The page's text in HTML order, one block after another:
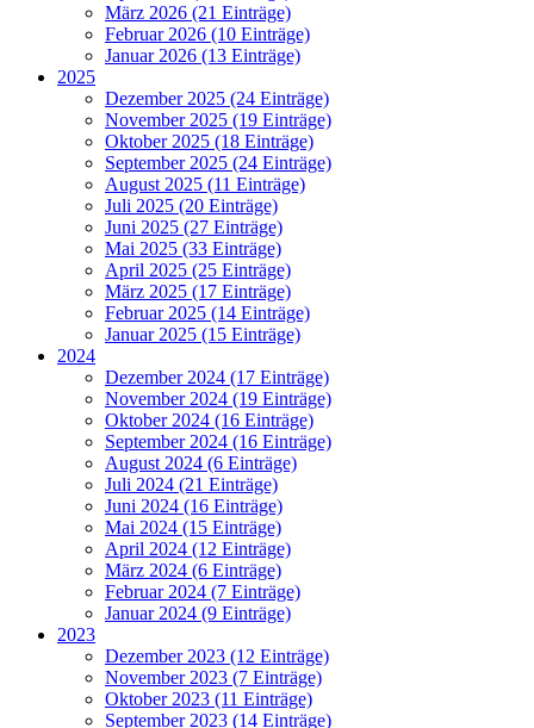
März 2026 (21 Einträge)
Februar 2026 (10 Einträge)
Januar 2026 (13 Einträge)
2025
Dezember 2025 (24 Einträge)
November 2025 (19 Einträge)
Oktober 2025 (18 Einträge)
September 2025 (24 Einträge)
August 2025 (11 Einträge)
Juli 2025 (20 Einträge)
Juni 2025 (27 Einträge)
Mai 2025 (33 Einträge)
April 2025 (25 Einträge)
März 2025 (17 Einträge)
Februar 2025 (14 Einträge)
Januar 2025 (15 Einträge)
2024
Dezember 2024 (17 Einträge)
November 2024 (19 Einträge)
Oktober 2024 (16 Einträge)
September 2024 (16 Einträge)
August 2024 (6 Einträge)
Juli 2024 (21 Einträge)
Juni 2024 (16 Einträge)
Mai 2024 (15 Einträge)
April 2024 (12 Einträge)
März 2024 (6 Einträge)
Februar 2024 (7 Einträge)
Januar 2024 (9 Einträge)
2023
Dezember 2023 (12 Einträge)
November 2023 (7 Einträge)
Oktober 2023 (11 Einträge)
September 2023 (14 Einträge)